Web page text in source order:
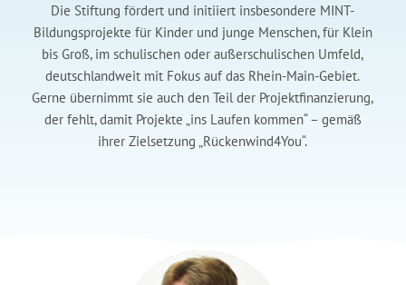
Die Stiftung fördert und initiiert insbesondere MINT-
Bildungsprojekte für Kinder und junge Menschen, für Klein
bis Groß, im schulischen oder außerschulischen Umfeld,
deutschlandweit mit Fokus auf das Rhein-Main-Gebiet.
Gerne übernimmt sie auch den Teil der Projektfinanzierung,
der fehlt, damit Projekte „ins Laufen kommen“ – gemäß
ihrer Zielsetzung „Rückenwind4You“.